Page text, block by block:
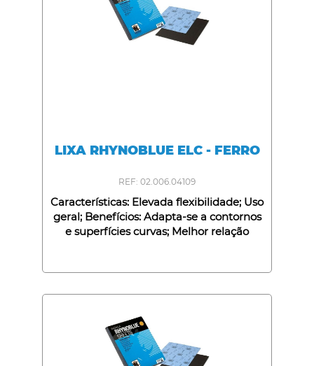
LIXA RHYNOBLUE ELC - FERRO
REF: 02.006.04109
Características: Elevada flexibilidade; Uso
geral; Benefícios: Adapta-se a contornos
e superfícies curvas; Melhor relação